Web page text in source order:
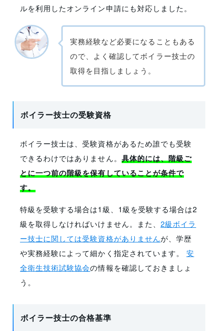
ルを利用したオンライン申請にも対応しました。
実務経験など必要になることもある
ので、よく確認してボイラー技士の
取得を目指しましょう。
ボイラー技士の受験資格
ボイラー技士は、受験資格があるため誰でも受験
できるわけではありません。 具体的には、階級ご
とに一つ前の階級を保有していることが条件で
す。
特級を受験する場合は1級、1級を受験する場合は2
級を取得しなければいけません。また、 2級ボイラ
ー技士に関しては受験資格がありませんが、学歴
や実務経験によって細かく指定されています。 安
全衛生技術試験協会の情報を確認しておきましょ
う。
ボイラー技士の合格基準